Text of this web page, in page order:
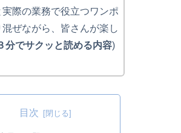
実際の業務で役立つワンポ
ぜながら、皆さんが楽し
分でサクッと読める内容)
目次